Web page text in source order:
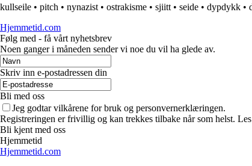
kullseile • pitch • nynazist • ostrakisme • sjiitt • seide • dypdykk •
Hjemmetid.com
Følg med - få vårt nyhetsbrev
Noen ganger i måneden sender vi noe du vil ha glede av.
Skriv inn e-postadressen din
Bli med oss
Jeg godtar vilkårene for bruk og personvernerklæringen.
Registreringen er frivillig og kan trekkes tilbake når som helst.
Bli kjent med oss
Hjemmetid
Hjemmetid.com